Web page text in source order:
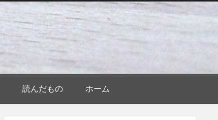
読んだもの ホーム